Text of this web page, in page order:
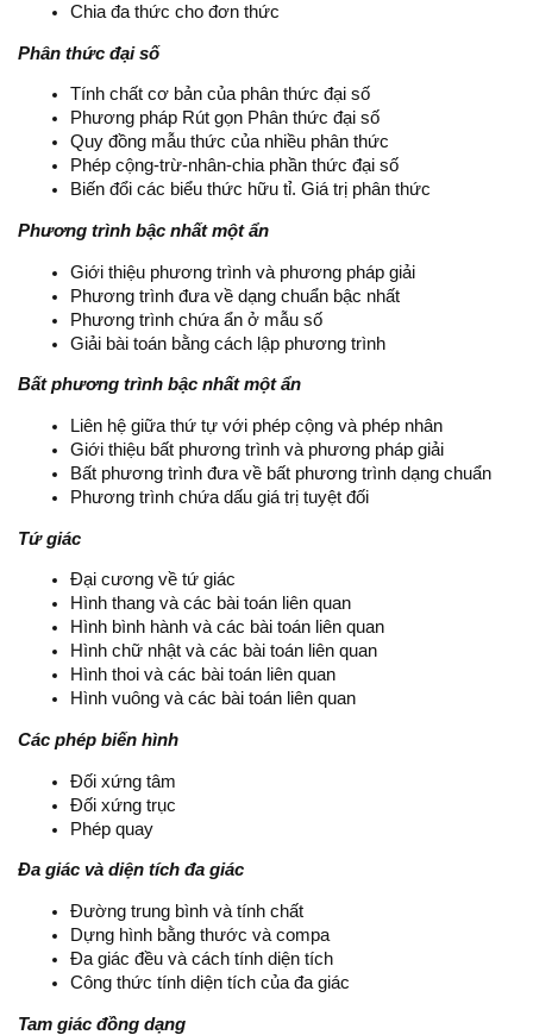
Chia đa thức cho đơn thức
Phân thức đại số
Tính chất cơ bản của phân thức đại số
Phương pháp Rút gọn Phân thức đại số
Quy đồng mẫu thức của nhiều phân thức
Phép cộng-trừ-nhân-chia phần thức đại số
Biến đổi các biểu thức hữu tỉ. Giá trị phân thức
Phương trình bậc nhất một ẩn
Giới thiệu phương trình và phương pháp giải
Phương trình đưa về dạng chuẩn bậc nhất
Phương trình chứa ẩn ở mẫu số
Giải bài toán bằng cách lập phương trình
Bất phương trình bậc nhất một ẩn
Liên hệ giữa thứ tự với phép cộng và phép nhân
Giới thiệu bất phương trình và phương pháp giải
Bất phương trình đưa về bất phương trình dạng chuẩn
Phương trình chứa dấu giá trị tuyệt đối
Tứ giác
Đại cương về tứ giác
Hình thang và các bài toán liên quan
Hình bình hành và các bài toán liên quan
Hình chữ nhật và các bài toán liên quan
Hình thoi và các bài toán liên quan
Hình vuông và các bài toán liên quan
Các phép biến hình
Đối xứng tâm
Đối xứng trục
Phép quay
Đa giác và diện tích đa giác
Đường trung bình và tính chất
Dựng hình bằng thước và compa
Đa giác đều và cách tính diện tích
Công thức tính diện tích của đa giác
Tam giác đồng dạng